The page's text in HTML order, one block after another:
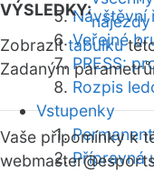
Návštěvní
Veřejné
PRESS:
Rozpis
Vstupenky
Přípravná
VÝSLEDKY:
nájezdy
Zobrazittabulku
Zadaným
Vaše připomínky k
webmaster